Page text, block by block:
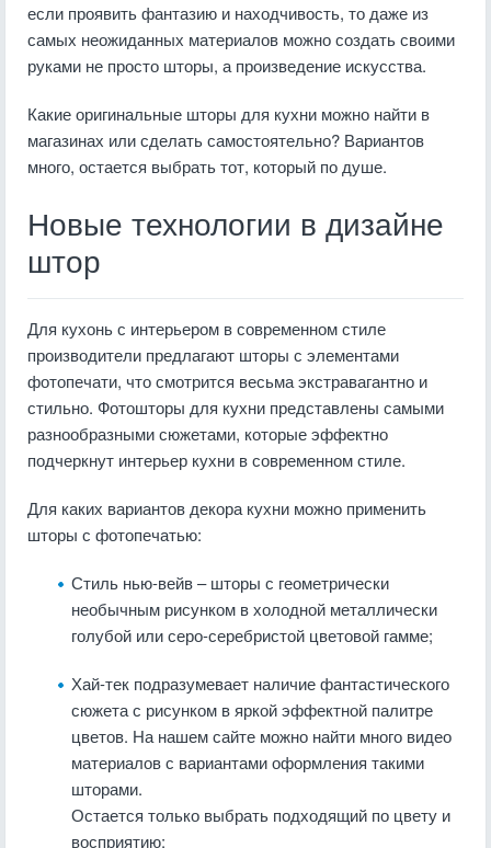
если проявить фантазию и находчивость, то даже из
самых неожиданных материалов можно создать своими
руками не просто шторы, а произведение искусства.
Какие оригинальные шторы для кухни можно найти в
магазинах или сделать самостоятельно? Вариантов
много, остается выбрать тот, который по душе.
Новые технологии в дизайне
штор
Для кухонь с интерьером в современном стиле
производители предлагают шторы с элементами
фотопечати, что смотрится весьма экстравагантно и
стильно. Фотошторы для кухни представлены самыми
разнообразными сюжетами, которые эффектно
подчеркнут интерьер кухни в современном стиле.
Для каких вариантов декора кухни можно применить
шторы с фотопечатью:
Стиль нью-вейв – шторы с геометрически
необычным рисунком в холодной металлически
голубой или серо-серебристой цветовой гамме;
Хай-тек подразумевает наличие фантастического
сюжета с рисунком в яркой эффектной палитре
цветов. На нашем сайте можно найти много видео
материалов с вариантами оформления такими
шторами.
Остается только выбрать подходящий по цвету и
восприятию;